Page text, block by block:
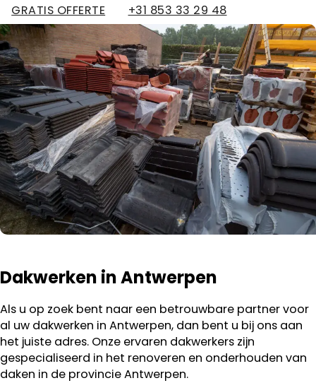
GRATIS OFFERTE +31 853 33 29 48
Dakwerken in Antwerpen
Als u op zoek bent naar een betrouwbare partner voor
al uw dakwerken in Antwerpen, dan bent u bij ons aan
het juiste adres. Onze ervaren dakwerkers zijn
gespecialiseerd in het renoveren en onderhouden van
daken in de provincie Antwerpen.